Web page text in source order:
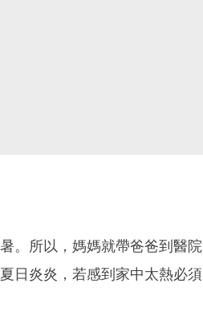
。所以，媽媽就帶爸爸到醫院
日炎炎，若感到家中太熱必須